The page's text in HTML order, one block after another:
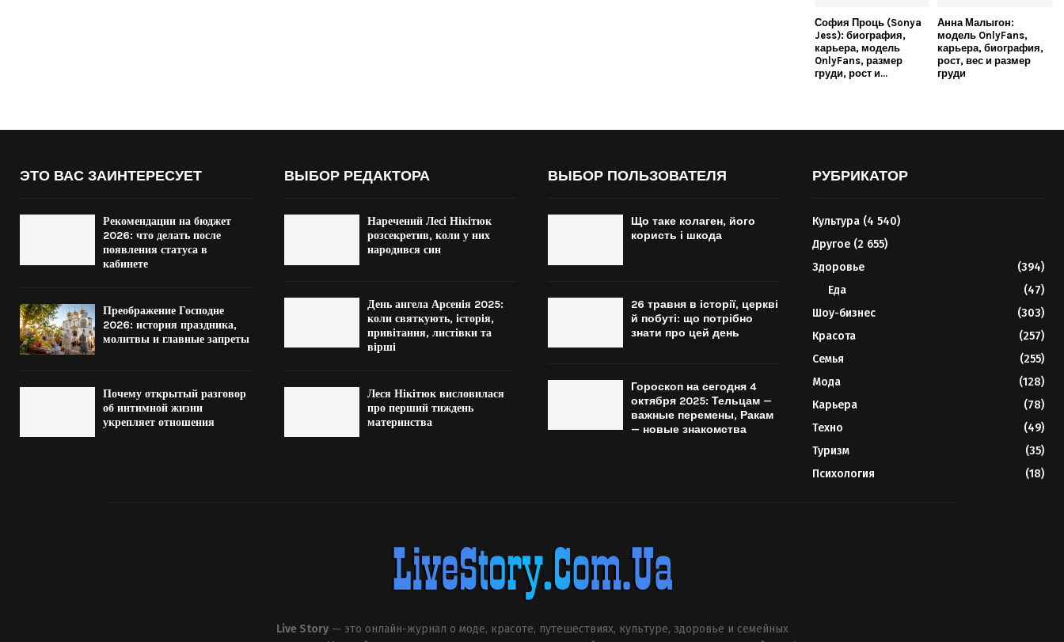
София Проць (Sonya
Jess): биография,
карьера, модель
OnlyFans, размер
груди, рост и...
Анна Малыгон:
модель OnlyFans,
карьера, биография,
рост, вес и размер
груди
ЭТО ВАС ЗАИНТЕРЕСУЕТ
Рекомендации на бюджет
2026: что делать после
появления статуса в
кабинете
Преображение Господне
2026: история праздника,
молитвы и главные запреты
Почему открытый разговор
об интимной жизни
укрепляет отношения
ВЫБОР РЕДАКТОРА
Наречений Лесі Нікітюк
розсекретив, коли у них
народився син
День ангела Арсенія 2025:
коли святкують, історія,
привітання, листівки та
вірші
Леся Нікітюк висловилася
про перший тиждень
материнства
ВЫБОР ПОЛЬЗОВАТЕЛЯ
Що таке колаген, його
користь і шкода
26 травня в історії, церкві
й побуті: що потрібно
знати про цей день
Гороскоп на сегодня 4
октября 2025: Тельцам —
важные перемены, Ракам
— новые знакомства
РУБРИКАТОР
Культура(4 540)
Другое(2 655)
Здоровье
(394)
Еда
(47)
Шоу-бизнес
(303)
Красота
(257)
Семья
(255)
Мода
(128)
Карьера
(78)
Техно
(49)
Туризм
(35)
Психология
(18)
Live Story— это онлайн-журнал о моде, красоте, путешествиях, культуре, здоровье и семейных